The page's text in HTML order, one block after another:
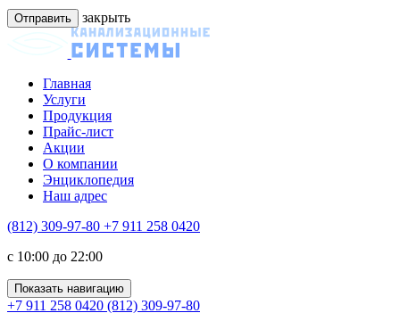
закрыть
Главная
Услуги
Продукция
Прайс-лист
Акции
О компании
Энциклопедия
Наш адрес
(812) 309-97-80 +7 911 258 0420
c 10:00 до 22:00
Показать навигацию
+7 911 258 0420 (812) 309-97-80